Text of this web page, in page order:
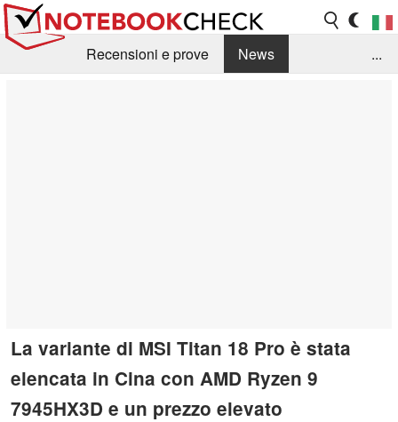
Recensioni e prove
News
...
La variante di MSI Titan 18 Pro è stata
elencata in Cina con AMD Ryzen 9
7945HX3D e un prezzo elevato